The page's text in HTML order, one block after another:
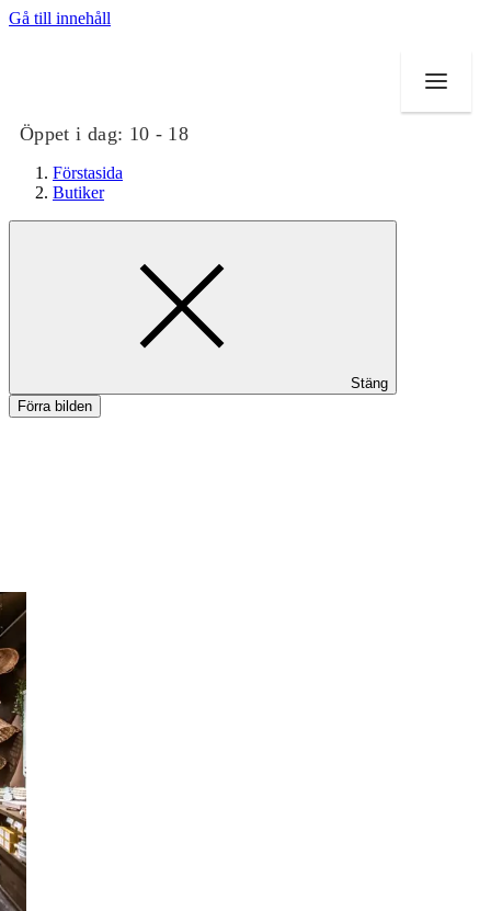
Gå till innehåll
Öppet i dag: 10 - 18
Mat och dryck
Erbjudanden
Förstasida
Butiker
Stäng
Förra bilden